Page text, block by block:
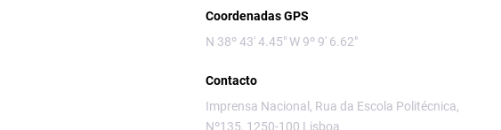
Coordenadas GPS
N 38º 43' 4.45" W 9º 9' 6.62"
Contacto
Imprensa Nacional, Rua da Escola Politécnica,
Nº135, 1250-100 Lisboa